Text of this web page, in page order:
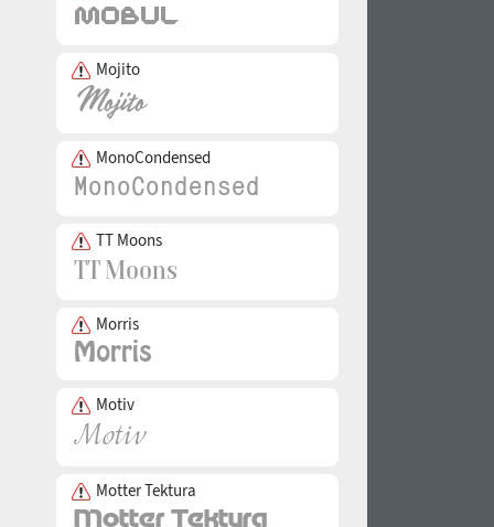
Mojito
MonoCondensed
TT Moons
Morris
Motiv
Motter Tektura